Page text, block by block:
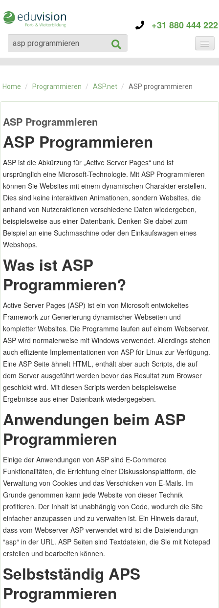
+31 880 444 222
KATEGORIE
ÜBER EDUVISION
KONTAKT
Home / Programmieren / ASP.net / ASP programmieren
ASP Programmieren
ASP Programmieren
ASP ist die Abkürzung für „Active Server Pages“ und ist
ursprünglich eine Microsoft-Technologie. Mit ASP Programmieren
können Sie Websites mit einem dynamischen Charakter erstellen.
Dies sind keine interaktiven Animationen, sondern Websites, die
anhand von Nutzeraktionen verschiedene Daten wiedergeben,
beispielsweise aus einer Datenbank. Denken Sie dabei zum
Beispiel an eine Suchmaschine oder den Einkaufswagen eines
Webshops.
Was ist ASP
Programmieren?
Active Server Pages (ASP) ist ein von Microsoft entwickeltes
Framework zur Generierung dynamischer Webseiten und
kompletter Websites. Die Programme laufen auf einem Webserver.
ASP wird normalerweise mit Windows verwendet. Allerdings stehen
auch effiziente Implementationen von ASP für Linux zur Verfügung.
Eine ASP Seite ähnelt HTML, enthält aber auch Scripts, die auf
dem Server ausgeführt werden bevor das Resultat zum Browser
geschickt wird. Mit diesen Scripts werden beispielsweise
Ergebnisse aus einer Datenbank wiedergegeben.
Anwendungen beim ASP
Programmieren
Einige der Anwendungen von ASP sind E-Commerce
Funktionalitäten, die Errichtung einer Diskussionsplattform, die
Verwaltung von Cookies und das Verschicken von E-Mails. Im
Grunde genommen kann jede Website von dieser Technik
profitieren. Der Inhalt ist unabhängig von Code, wodurch die Site
einfacher anzupassen und zu verwalten ist. Ein Hinweis darauf,
dass vom Webserver ASP verwendet wird ist die Dateiendungn
“asp“ in der URL. ASP Seiten sind Textdateien, die Sie mit Notepad
erstellen und bearbeiten können.
Selbstständig APS
Programmieren